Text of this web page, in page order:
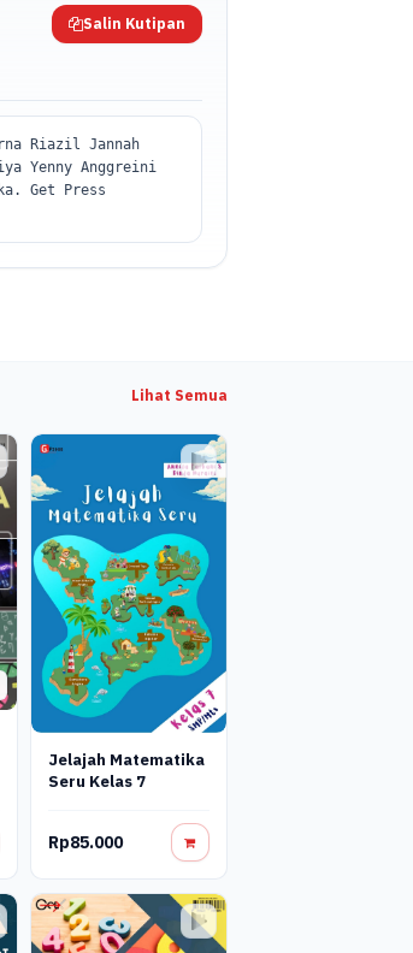
Salin Kutipan
Riazil Jannah
Yenny Anggreini
Get Press
Lihat Semua
Jelajah Matematika
Seru Kelas 7
Rp85.000